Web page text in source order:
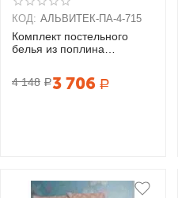
КОД: АЛЬВИТЕК-ПA-4-715
Комплект постельного
белья из поплина
4 148 Р 3 706 Р